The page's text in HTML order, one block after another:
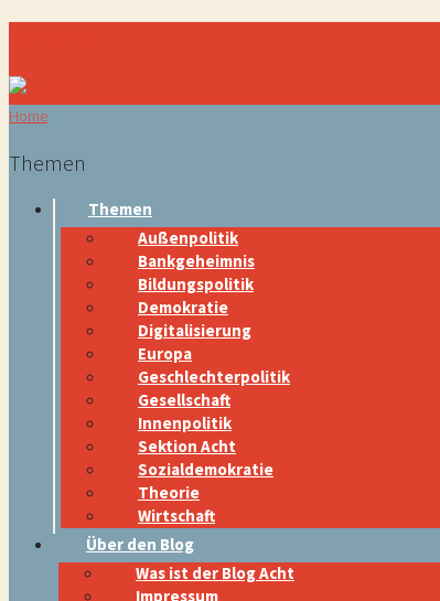
Home
Themen
Themen
Außenpolitik
Bankgeheimnis
Bildungspolitik
Demokratie
Digitalisierung
Europa
Geschlechterpolitik
Gesellschaft
Innenpolitik
Sektion Acht
Sozialdemokratie
Theorie
Wirtschaft
Über den Blog
Was ist der Blog Acht
Impressum